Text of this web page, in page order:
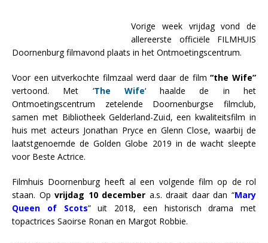
Vorige week vrijdag vond de
allereerste officiële FILMHUIS
Doornenburg filmavond plaats in het Ontmoetingscentrum.
Voor een uitverkochte filmzaal werd daar de film“the Wife”
vertoond. Met ‘The Wife‘ haalde de in het
Ontmoetingscentrum zetelende Doornenburgse filmclub,
samen met Bibliotheek Gelderland-Zuid, een kwaliteitsfilm in
huis met acteurs Jonathan Pryce en Glenn Close, waarbij de
laatstgenoemde de Golden Globe 2019 in de wacht sleepte
voor Beste Actrice.
Filmhuis Doornenburg heeft al een volgende film op de rol
staan. Op vrijdag 10 december a.s. draait daar dan “Mary
Queen of Scots” uit 2018, een historisch drama met
topactrices Saoirse Ronan en Margot Robbie.